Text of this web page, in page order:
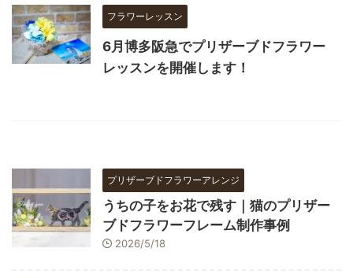
フラワーレッスン
6月博多阪急でプリザーブドフラワー
レッスンを開催します！
プリザーブドフラワーアレンジ
うちの子をお花で残す｜猫のプリザー
ブドフラワーフレーム制作事例
2026/5/18